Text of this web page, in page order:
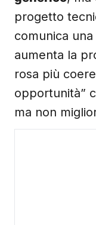
progetto
comunica
aumenta la
rosa più
opportunità”
ma non